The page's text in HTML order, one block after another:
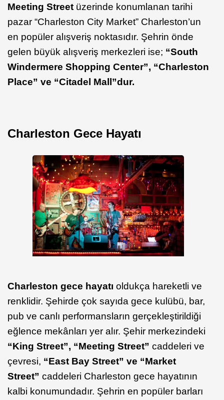
Meeting Street üzerinde konumlanan tarihi
pazar “Charleston City Market” Charleston’un
en popüler alışveriş noktasıdır. Şehrin önde
gelen büyük alışveriş merkezleri ise; “South
Windermere Shopping Center”, “Charleston
Place” ve “Citadel Mall”dur.
Charleston Gece Hayatı
Charleston gece hayatı oldukça hareketli ve
renklidir. Şehirde çok sayıda gece kulübü, bar,
pub ve canlı performansların gerçekleştirildiği
eğlence mekânları yer alır. Şehir merkezindeki
“King Street”, “Meeting Street” caddeleri ve
çevresi, “East Bay Street” ve “Market
Street” caddeleri Charleston gece hayatının
kalbi konumundadır. Şehrin en popüler barları